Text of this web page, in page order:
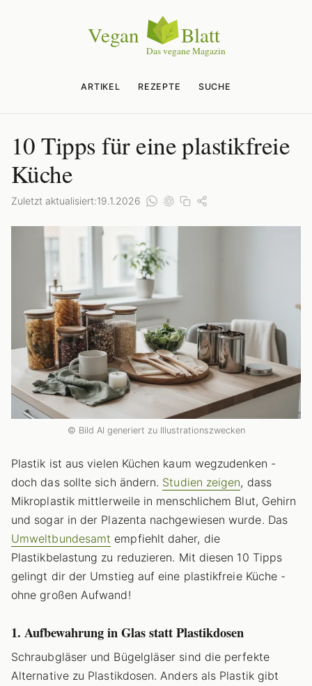
ARTIKEL REZEPTE SUCHE
10 Tipps für eine plastikfreie
Küche
Zuletzt aktualisiert:19.1.2026
© Bild AI generiert zu Illustrationszwecken
Plastik ist aus vielen Küchen kaum wegzudenken -
doch das sollte sich ändern. Studien zeigen, dass
Mikroplastik mittlerweile in menschlichem Blut, Gehirn
und sogar in der Plazenta nachgewiesen wurde. Das
Umweltbundesamt empfiehlt daher, die
Plastikbelastung zu reduzieren. Mit diesen 10 Tipps
gelingt dir der Umstieg auf eine plastikfreie Küche -
ohne großen Aufwand!
1. Aufbewahrung in Glas statt Plastikdosen
Schraubgläser und Bügelgläser sind die perfekte
Alternative zu Plastikdosen. Anders als Plastik gibt